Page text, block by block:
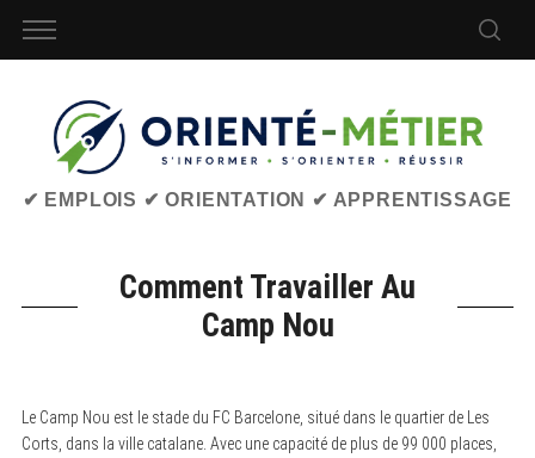
✔ EMPLOIS ✔ ORIENTATION ✔ APPRENTISSAGE
Comment Travailler Au
Camp Nou
Le Camp Nou est le stade du FC Barcelone, situé dans le quartier de Les
Corts, dans la ville catalane. Avec une capacité de plus de 99 000 places,